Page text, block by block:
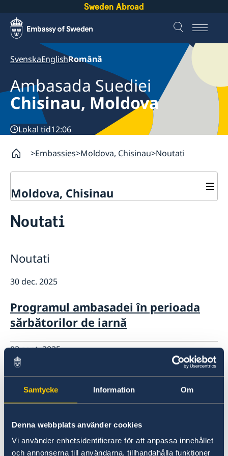
Samtycke Information Om
Denna webbplats använder cookies
Vi använder enhetsidentifierare för att anpassa innehållet
och annonserna till användarna, tillhandahålla funktioner
Sweden Abroad
SvenskaEnglishRomână
Ambasada Suediei
Chisinau, Moldova
Lokal tid12:06
Embassies Moldova, Chisinau Noutati
Moldova, Chisinau
Despre noi
Parteneriatul Estic
Noutati
Noutati
Noutati
30 dec. 2025
Programul ambasadei în perioada
sărbătorilor de iarnă
02 sept. 2025
Îngrijitor/îngrijitoare pentru
reședință
Declarație comună cu ocazia Lunei